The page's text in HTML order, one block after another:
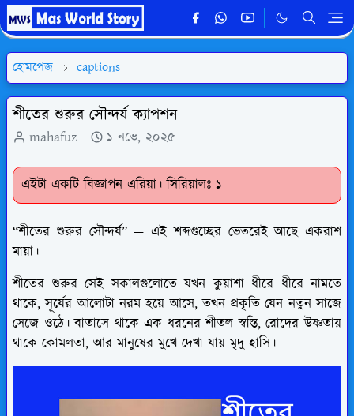
হোমপেজ captions
শীতের শুরুর সৌন্দর্য ক্যাপশন
mahafuz ১ নভে, ২০২৫
এইটা একটি বিজ্ঞাপন এরিয়া। সিরিয়ালঃ ১
“শীতের শুরুর সৌন্দর্য” — এই শব্দগুচ্ছের ভেতরেই আছে একরাশ
মায়া।
শীতের শুরুর সেই সকালগুলোতে যখন কুয়াশা ধীরে ধীরে নামতে
থাকে, সূর্যের আলোটা নরম হয়ে আসে, তখন প্রকৃতি যেন নতুন সাজে
সেজে ওঠে। বাতাসে থাকে এক ধরনের শীতল স্বস্তি, রোদের উষ্ণতায়
থাকে কোমলতা, আর মানুষের মুখে দেখা যায় মৃদু হাসি।